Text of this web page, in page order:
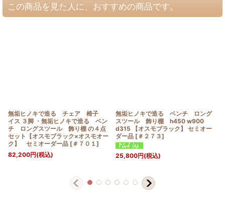
この商品を見た人に、おすすめの商品です。
無垢ヒノキで造る チェア 椅子
イス ３脚 ・無垢ヒノキで造る ベン
チ ロングスツール 飾り棚 の４点
セット【オスモブラック×オスモオー
ク】 セミオーダー品 [ ＃７０１ ]
82,200円(税込)
無垢ヒノキで造る ベンチ ロング
スツール 飾り棚 h450 w900
d315 【オスモブラック】 セミオー
ダー品 [ ＃２７３]
25,800円(税込)